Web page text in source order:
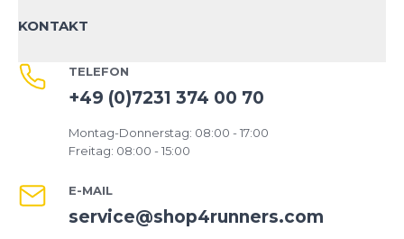
KONTAKT
TELEFON
+49 (0)7231 374 00 70
Montag-Donnerstag: 08:00 - 17:00
Freitag: 08:00 - 15:00
E-MAIL
service@shop4runners.com